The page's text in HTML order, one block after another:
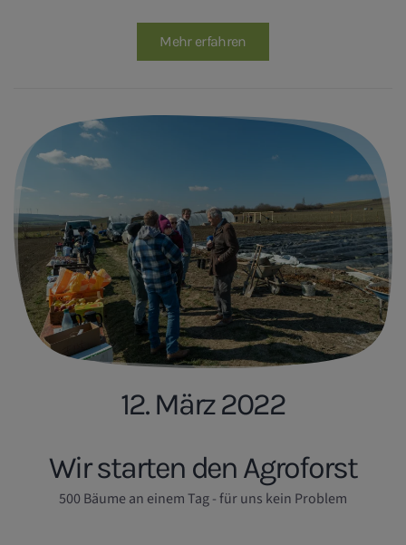
Mehr erfahren
12. März 2022
Wir starten den Agroforst
500 Bäume an einem Tag - für uns kein Problem